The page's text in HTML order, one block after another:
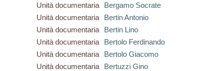
Unità documentaria
Bergamo Socrate
Unità documentaria
Bertin Antonio
Unità documentaria
Bertin Lino
Unità documentaria
Bertolo Ferdinando
Unità documentaria
Bertolo Giacomo
Unità documentaria
Bertuzzi Gino